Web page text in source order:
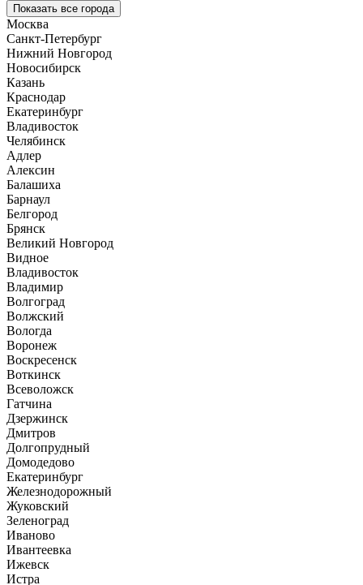
Показать все города
Москва
Санкт-Петербург
Нижний Новгород
Новосибирск
Казань
Краснодар
Екатеринбург
Владивосток
Челябинск
Адлер
Алексин
Балашиха
Барнаул
Белгород
Брянск
Великий Новгород
Видное
Владивосток
Владимир
Волгоград
Волжский
Вологда
Воронеж
Воскресенск
Воткинск
Всеволожск
Гатчина
Дзержинск
Дмитров
Долгопрудный
Домодедово
Екатеринбург
Железнодорожный
Жуковский
Зеленоград
Иваново
Ивантеевка
Ижевск
Истра